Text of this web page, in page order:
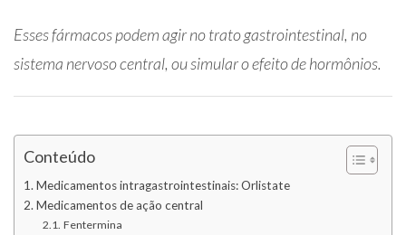
Esses fármacos podem agir no trato gastrointestinal, no
sistema nervoso central, ou simular o efeito de hormônios.
Conteúdo
Medicamentos intragastrointestinais: Orlistate
Medicamentos de ação central
Fentermina